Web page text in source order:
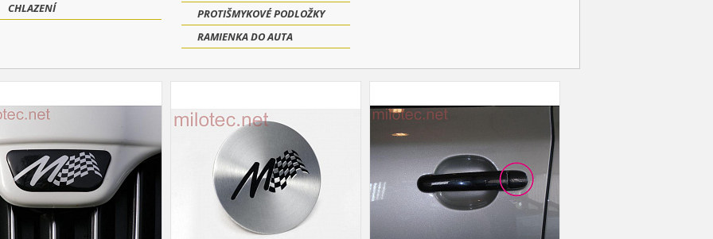
CHLAZENÍ
PROTIŠMYKOVÉ PODLOŽKY
RAMIENKA DO AUTA